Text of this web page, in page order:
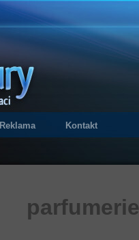
Reklama Kontakt
parfumerie